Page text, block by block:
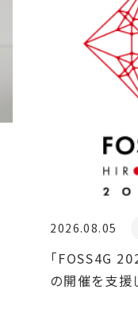
2026.08.05
「FOSS4G
の開催を支援